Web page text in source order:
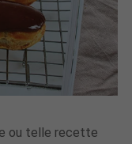
ou telle recette